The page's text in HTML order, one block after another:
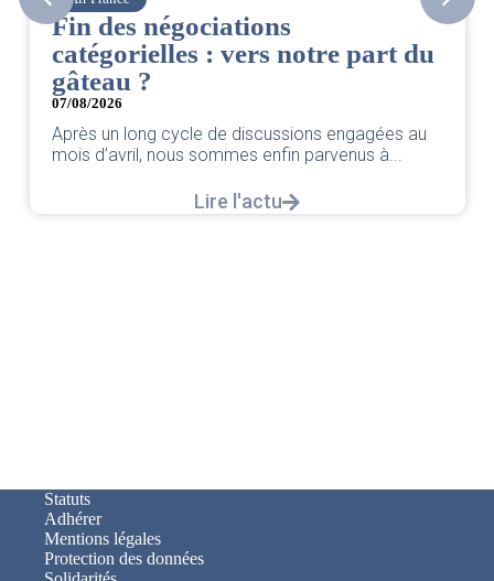
négociations
: vers notre part du
long cycle de discussions engagées au
nous sommes enfin parvenus à...
CSE.
06/08/2026
Statuts
Adhérer
Mentions légales
Protection des données